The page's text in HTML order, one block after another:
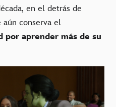
en el detrás de
aún conserva el
por aprender más de su